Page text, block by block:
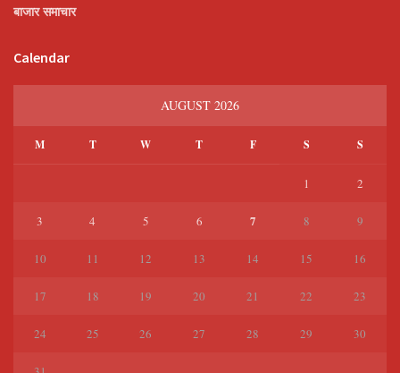
बाजार समाचार
Calendar
AUGUST 2026
M T W T F S S
1 2
3 4 5 6 7 8 9
10 11 12 13 14 15 16
17 18 19 20 21 22 23
24 25 26 27 28 29 30